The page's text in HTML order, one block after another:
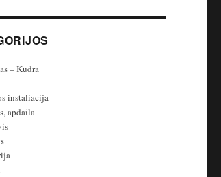
– Kūdra
instaliacija
apdaila